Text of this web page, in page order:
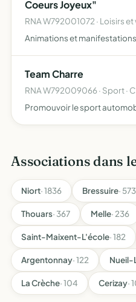
Coeurs Joyeux"
RNA W792001072 · Loisirs
Animations et
Team Charre
RNA W792009066 · Sport ·
Promouvoir le sport
Associations dans
Niort· 1836 Bressuire· 573
Thouars· 367 Melle· 236
Saint-Maixent-L'école· 182
Argentonnay· 122 Nueil-
La Crèche· 104 Cerizay·